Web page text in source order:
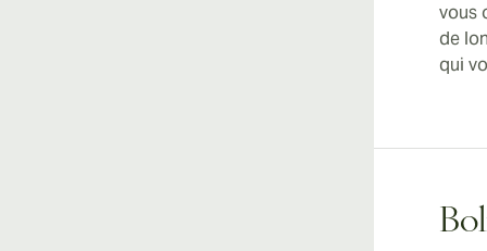
vous
de
qui